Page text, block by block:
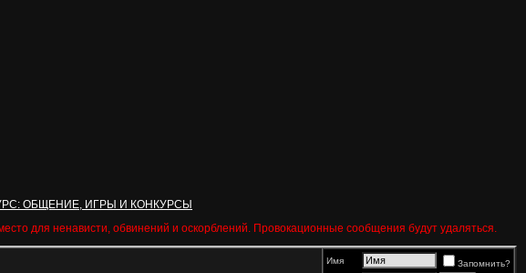
ОБЩЕНИЕ, ИГРЫ И КОНКУРСЫ
для ненависти, обвинений и оскорблений. Провокационные сообщения будут удаляться.
Имя
Запомнить?